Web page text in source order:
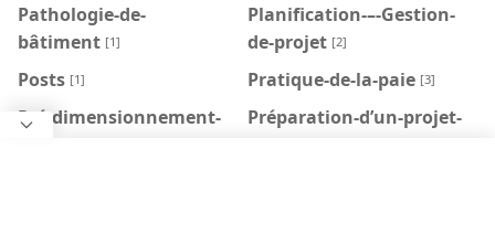
Pathologie-de-
bâtiment [1]
Planification-–-Gestion-
de-projet [2]
Posts [1] Pratique-de-la-paie [3]
Pré-dimensionnement-
Préparation-d’un-projet-